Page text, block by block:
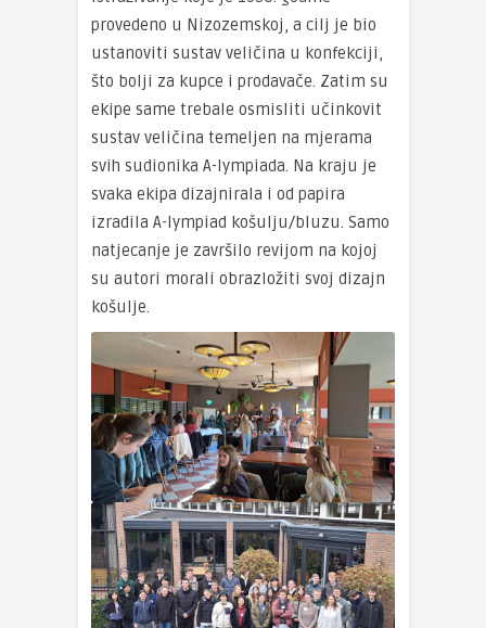
provedeno u Nizozemskoj, a cilj je bio
ustanoviti sustav veličina u konfekciji,
što bolji za kupce i prodavače. Zatim su
ekipe same trebale osmisliti učinkovit
sustav veličina temeljen na mjerama
svih sudionika A-lympiada. Na kraju je
svaka ekipa dizajnirala i od papira
izradila A-lympiad košulju/bluzu. Samo
natjecanje je završilo revijom na kojoj
su autori morali obrazložiti svoj dizajn
košulje.